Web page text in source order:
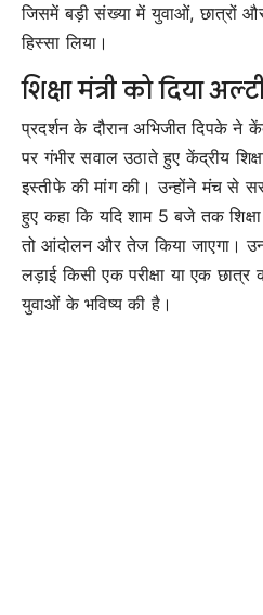
जिसमें बड़ी संख्या में युवाओं, छात्रों
हिस्सा लिया।
शिक्षा मंत्री को दिया
प्रदर्शन के दौरान अभिजीत दिपके ने
पर गंभीर सवाल उठाते हुए केंद्रीय
इस्तीफे की मांग की। उन्होंने मंच से
हुए कहा कि यदि शाम 5 बजे तक
तो आंदोलन और तेज किया जाएगा।
लड़ाई किसी एक परीक्षा या एक
युवाओं के भविष्य की है।